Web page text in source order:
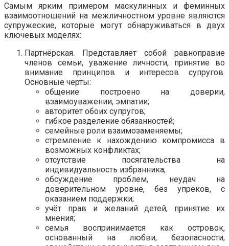
Самым ярким примером маскулинных и феминных
взаимоотношений на межличностном уровне являются
супружеские, которые могут обнаруживаться в двух
ключевых моделях:
Партнёрская. Представляет собой равноправие
членов семьи, уважение личности, принятие во
внимание принципов и интересов супругов.
Основные черты:
общение построено на доверии,
взаимоуважении, эмпатии;
авторитет обоих супругов;
гибкое разделение обязанностей;
семейные роли взаимозаменяемы;
стремление к нахождению компромисса в
возможных конфликтах;
отсутствие посягательства на
индивидуальность избранника;
обсуждение проблем, неудач на
доверительном уровне, без упрёков, с
оказанием поддержки;
учёт прав и желаний детей, принятие их
мнения;
семья воспринимается как островок,
основанный на любви, безопасности,